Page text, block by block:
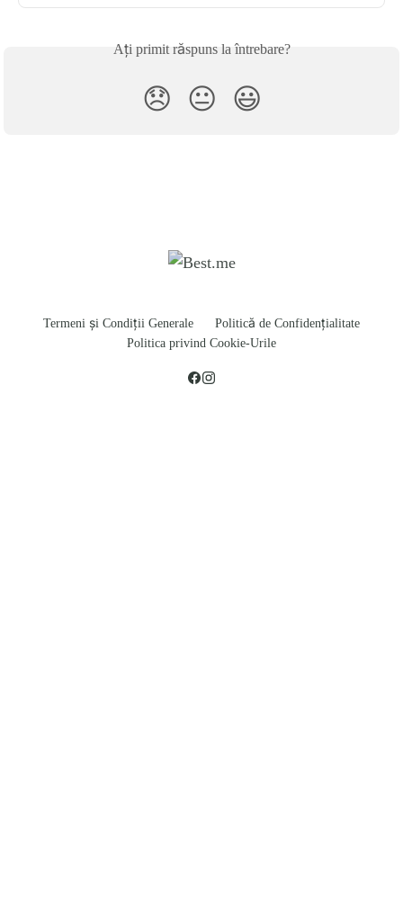
Ați primit răspuns la întrebare?
😞 😐 😃
Termeni și Condiții Generale
Politică de Confidențialitate
Politica privind Cookie-Urile